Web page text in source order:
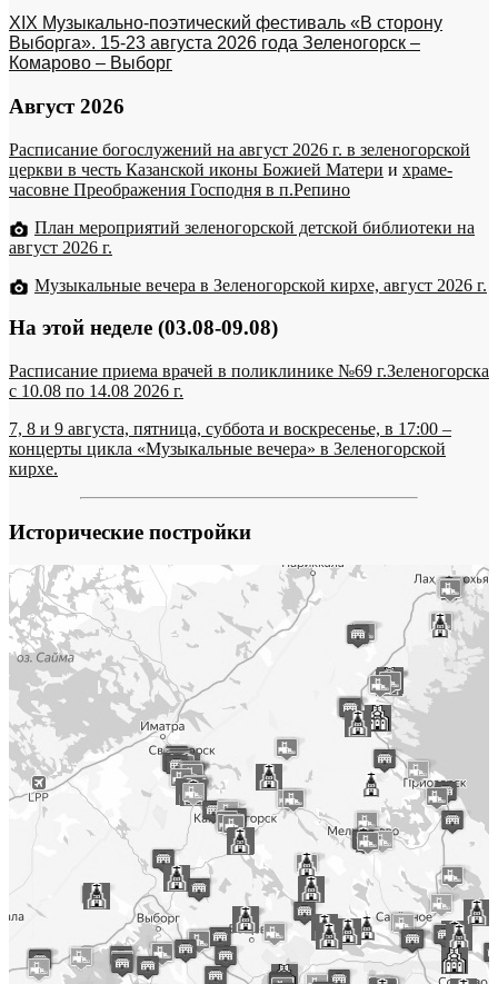
XIX Музыкально-поэтический фестиваль «В сторону
Выборга». 15-23 августа 2026 года Зеленогорск –
Комарово – Выборг
Август 2026
Расписание богослужений на август 2026 г. в зеленогорской
церкви в честь Казанской иконы Божией Матери и храме-
часовне Преображения Господня в п.Репино
План мероприятий зеленогорской детской библиотеки на
август 2026 г.
Музыкальные вечера в Зеленогорской кирхе, август 2026 г.
На этой неделе (03.08-09.08)
Расписание приема врачей в поликлинике №69 г.Зеленогорска
c 10.08 по 14.08 2026 г.
7, 8 и 9 августа, пятница, суббота и воскресенье, в 17:00 –
концерты цикла «Музыкальные вечера» в Зеленогорской
кирхе.
Исторические постройки